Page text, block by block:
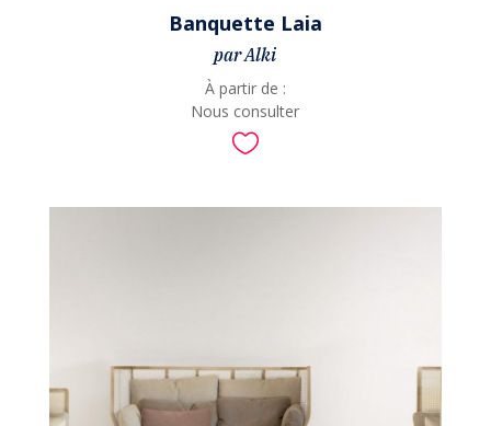
Banquette Laia
par Alki
À partir de :
Nous consulter
